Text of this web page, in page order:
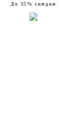
До 35% скидки